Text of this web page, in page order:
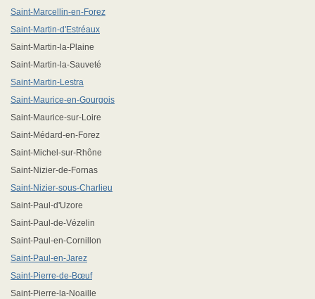
Saint-Marcellin-en-Forez
Saint-Martin-d'Estréaux
Saint-Martin-la-Plaine
Saint-Martin-la-Sauveté
Saint-Martin-Lestra
Saint-Maurice-en-Gourgois
Saint-Maurice-sur-Loire
Saint-Médard-en-Forez
Saint-Michel-sur-Rhône
Saint-Nizier-de-Fornas
Saint-Nizier-sous-Charlieu
Saint-Paul-d'Uzore
Saint-Paul-de-Vézelin
Saint-Paul-en-Cornillon
Saint-Paul-en-Jarez
Saint-Pierre-de-Bœuf
Saint-Pierre-la-Noaille